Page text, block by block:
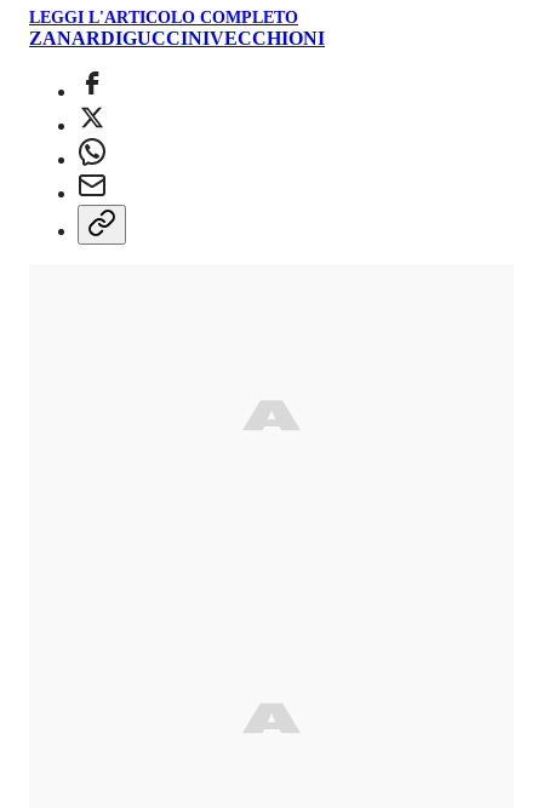
LEGGI L'ARTICOLO COMPLETO
ZANARDIGUCCINIVECCHIONI